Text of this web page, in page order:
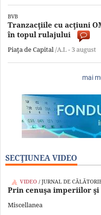
BVB
Tranzacţiile cu acţiuni
în topul rulajului
Piaţa de Capital/A.I. - 3 august
mai
SECŢIUNEA VIDEO
VIDEO / JURNAL DE
Prin cenuşa imperiilor
Miscellanea